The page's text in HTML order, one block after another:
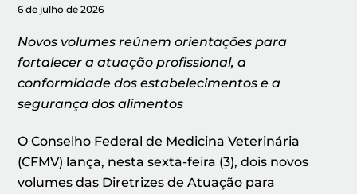
6 de julho de 2026
Novos volumes reúnem orientações para
fortalecer a atuação profissional, a
conformidade dos estabelecimentos e a
segurança dos alimentos
O Conselho Federal de Medicina Veterinária
(CFMV) lança, nesta sexta-feira (3), dois novos
volumes das Diretrizes de Atuação para